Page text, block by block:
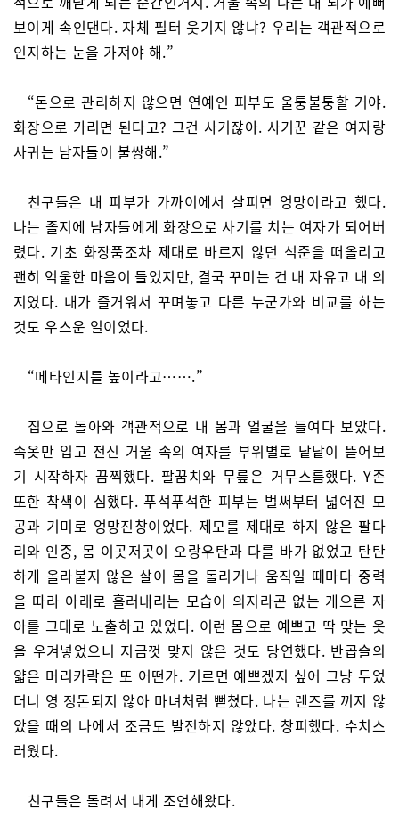
보이게 속인댄다. 자체 필터 웃기지 않냐? 우리는 객관적으로
인지하는 눈을 가져야 해.”
“돈으로 관리하지 않으면 연예인 피부도 울퉁불퉁할 거야.
화장으로 가리면 된다고? 그건 사기잖아. 사기꾼 같은 여자랑
사귀는 남자들이 불쌍해.”
친구들은 내 피부가 가까이에서 살피면 엉망이라고 했다.
나는 졸지에 남자들에게 화장으로 사기를 치는 여자가 되어버
렸다. 기초 화장품조차 제대로 바르지 않던 석준을 떠올리고
괜히 억울한 마음이 들었지만, 결국 꾸미는 건 내 자유고 내 의
지였다. 내가 즐거워서 꾸며놓고 다른 누군가와 비교를 하는
것도 우스운 일이었다.
“메타인지를 높이라고…….”
집으로 돌아와 객관적으로 내 몸과 얼굴을 들여다 보았다.
속옷만 입고 전신 거울 속의 여자를 부위별로 낱낱이 뜯어보
기 시작하자 끔찍했다. 팔꿈치와 무릎은 거무스름했다. Y존
또한 착색이 심했다. 푸석푸석한 피부는 벌써부터 넓어진 모
공과 기미로 엉망진창이었다. 제모를 제대로 하지 않은 팔다
리와 인중, 몸 이곳저곳이 오랑우탄과 다를 바가 없었고 탄탄
하게 올라붙지 않은 살이 몸을 돌리거나 움직일 때마다 중력
을 따라 아래로 흘러내리는 모습이 의지라곤 없는 게으른 자
아를 그대로 노출하고 있었다. 이런 몸으로 예쁘고 딱 맞는 옷
을 우겨넣었으니 지금껏 맞지 않은 것도 당연했다. 반곱슬의
얇은 머리카락은 또 어떤가. 기르면 예쁘겠지 싶어 그냥 두었
더니 영 정돈되지 않아 마녀처럼 뻗쳤다. 나는 렌즈를 끼지 않
았을 때의 나에서 조금도 발전하지 않았다. 창피했다. 수치스
러웠다.
친구들은 돌려서 내게 조언해왔다.